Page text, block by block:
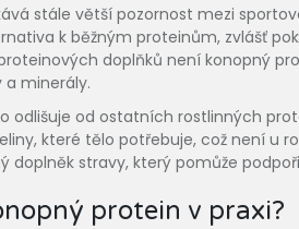
stále větší pozornost mezi
k běžným proteinům, zvlášť
doplňků není konopný
a minerály.
odlišuje od ostatních rostlinných
které tělo potřebuje, což není u
doplněk stravy, který pomůže
protein v praxi?